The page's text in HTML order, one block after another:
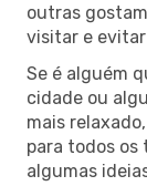
outras
visitar e
Se é alguém
cidade ou
mais
para todos os
algumas